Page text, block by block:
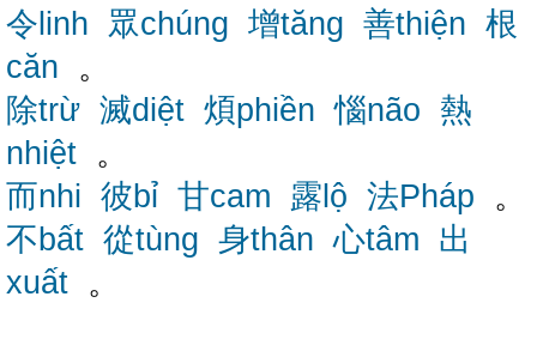
令linh 眾chúng 增tăng 善thiện 根
căn 。
除trừ 滅diệt 煩phiền 惱não 熱
nhiệt 。
而nhi 彼bỉ 甘cam 露lộ 法Pháp 。
不bất 從tùng 身thân 心tâm 出
xuất 。